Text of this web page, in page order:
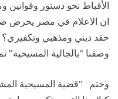
الأقباط نحو دستور
ان الاعلام في مصر يحرض
حقد ديني ومذهبي
وصفنا "بالجالية المسيحية"
وختم : "قضية المسيحية